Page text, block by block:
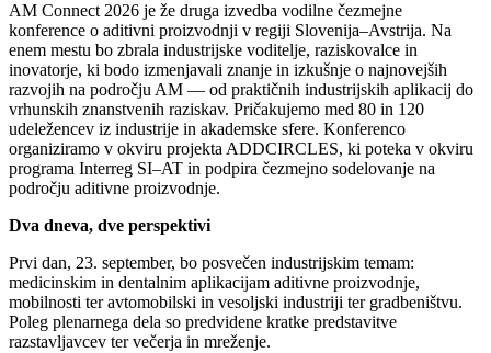
AM Connect 2026 je že druga izvedba vodilne čezmejne
konference o aditivni proizvodnji v regiji Slovenija–Avstrija. Na
enem mestu bo zbrala industrijske voditelje, raziskovalce in
inovatorje, ki bodo izmenjavali znanje in izkušnje o najnovejših
razvojih na področju AM — od praktičnih industrijskih aplikacij do
vrhunskih znanstvenih raziskav. Pričakujemo med 80 in 120
udeležencev iz industrije in akademske sfere. Konferenco
organiziramo v okviru projekta ADDCIRCLES, ki poteka v okviru
programa Interreg SI–AT in podpira čezmejno sodelovanje na
področju aditivne proizvodnje.
Dva dneva, dve perspektivi
Prvi dan, 23. september, bo posvečen industrijskim temam:
medicinskim in dentalnim aplikacijam aditivne proizvodnje,
mobilnosti ter avtomobilski in vesoljski industriji ter gradbeništvu.
Poleg plenarnega dela so predvidene kratke predstavitve
razstavljavcev ter večerja in mreženje.